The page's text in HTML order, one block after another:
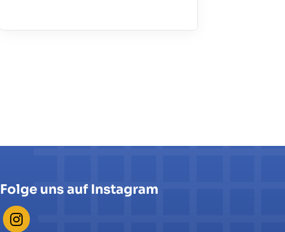
Folge uns auf Instagram